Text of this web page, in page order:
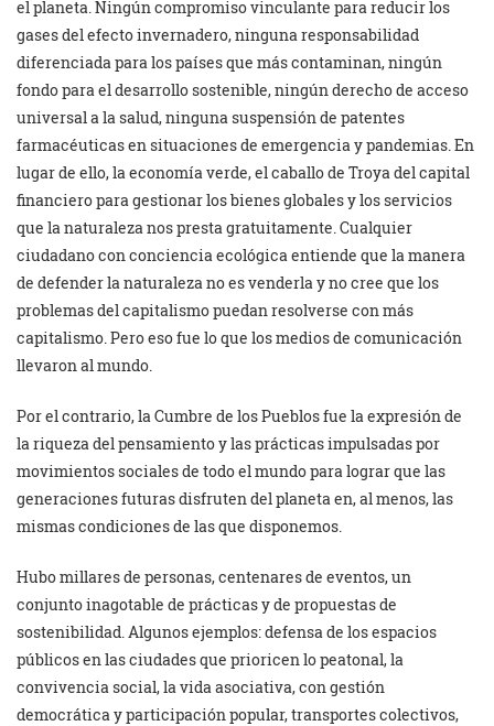
el planeta. Ningún compromiso vinculante para reducir los
gases del efecto invernadero, ninguna responsabilidad
diferenciada para los países que más contaminan, ningún
fondo para el desarrollo sostenible, ningún derecho de acceso
universal a la salud, ninguna suspensión de patentes
farmacéuticas en situaciones de emergencia y pandemias. En
lugar de ello, la economía verde, el caballo de Troya del capital
financiero para gestionar los bienes globales y los servicios
que la naturaleza nos presta gratuitamente. Cualquier
ciudadano con conciencia ecológica entiende que la manera
de defender la naturaleza no es venderla y no cree que los
problemas del capitalismo puedan resolverse con más
capitalismo. Pero eso fue lo que los medios de comunicación
llevaron al mundo.
Por el contrario, la Cumbre de los Pueblos fue la expresión de
la riqueza del pensamiento y las prácticas impulsadas por
movimientos sociales de todo el mundo para lograr que las
generaciones futuras disfruten del planeta en, al menos, las
mismas condiciones de las que disponemos.
Hubo millares de personas, centenares de eventos, un
conjunto inagotable de prácticas y de propuestas de
sostenibilidad. Algunos ejemplos: defensa de los espacios
públicos en las ciudades que prioricen lo peatonal, la
convivencia social, la vida asociativa, con gestión
democrática y participación popular, transportes colectivos,